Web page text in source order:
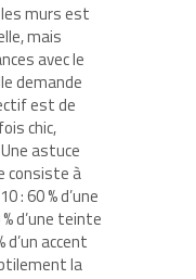
les murs est
mais
avec le
demande
est de
chic,
astuce
consiste à
: 60 % d’une
d’une teinte
accent
la